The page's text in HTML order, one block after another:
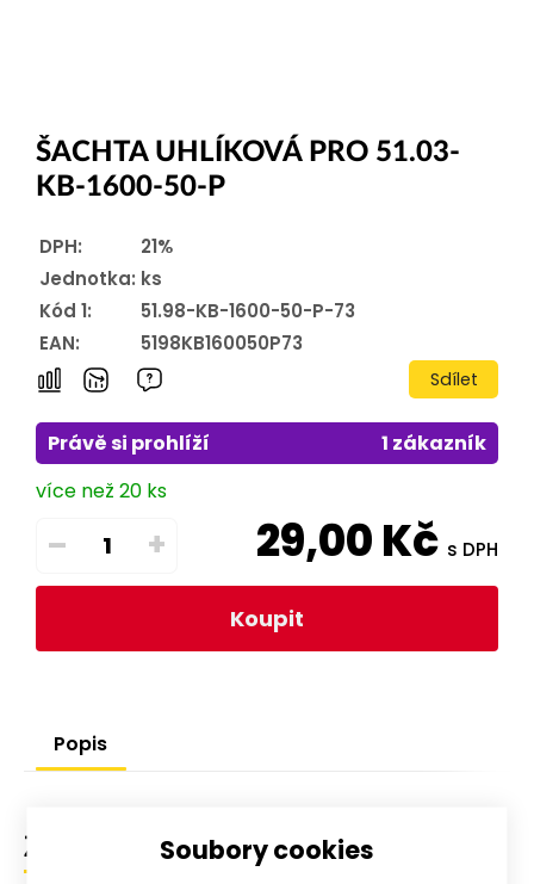
ŠACHTA UHLÍKOVÁ PRO 51.03-
KB-1600-50-P
DPH:
21%
Jednotka: ks
Kód 1:
51.98-KB-1600-50-P-73
EAN:
5198KB160050P73
Sdílet
Právě si prohlíží
1 zákazník
více než 20 ks
– + 29,00Kč s DPH
Koupit
Popis
Zařazení zbožíSoubory cookies